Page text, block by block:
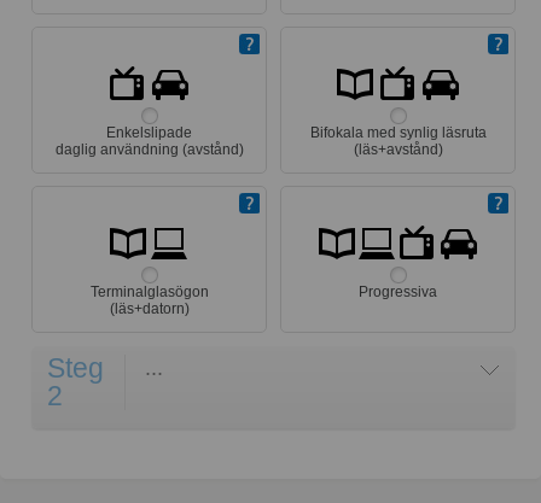
Enkelslipade
daglig användning (avstånd)
Bifokala med synlig läsruta
(läs+avstånd)
Terminalglasögon
(läs+datorn)
Progressiva
Steg
2
...